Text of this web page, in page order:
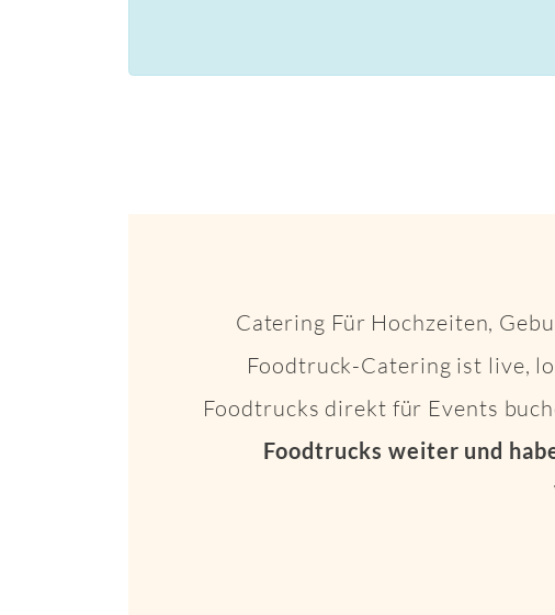
Catering Für Hochzeiten,
Foodtruck-Catering ist live,
Foodtrucks direkt für Events
Foodtrucks weiter und